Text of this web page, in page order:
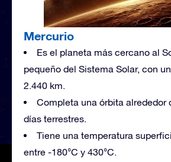
Mercurio
Es el planeta más cercano al
pequeño del Sistema Solar, con
2.440 km.
Completa una órbita alrededor
días terrestres.
Tiene una temperatura
entre -180°C y 430°C.